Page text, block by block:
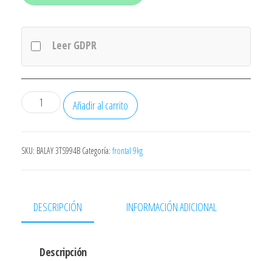
Leer GDPR
LAVADORA
BALAY
9KG
DISPLAY
CLASE
PROGRAMA
Añadir al carrito
SKU: BALAY 3TS994B Categoría: frontal 9kg
DESCRIPCIÓN INFORMACIÓN ADICIONAL
Descripción